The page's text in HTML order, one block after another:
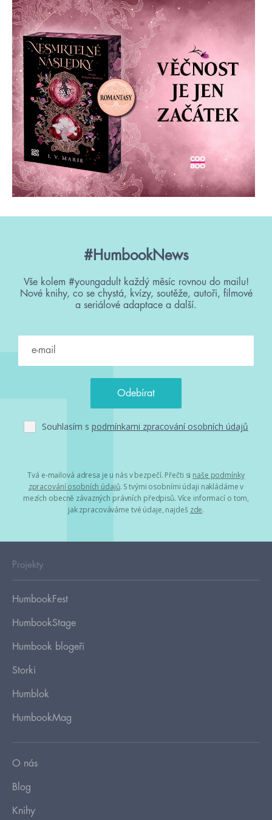
#HumbookNews
Vše kolem #youngadult každý měsíc rovnou do mailu!
Nové knihy, co se chystá, kvízy, soutěže, autoři, filmové
a seriálové adaptace a další.
Souhlasím s podmínkami zpracování osobních údajů
Tvá e-mailová adresa je u nás v bezpečí. Přečti si naše podmínky
zpracování osobních údajů. S tvými osobními údaji nakládáme v
mezích obecně závazných právních předpisů. Více informací o tom,
jak zpracováváme tvé údaje, najdeš zde.
Projekty
HumbookFest
HumbookStage
Humbook blogeři
Storki
Humblok
HumbookMag
O nás
Blog
Knihy